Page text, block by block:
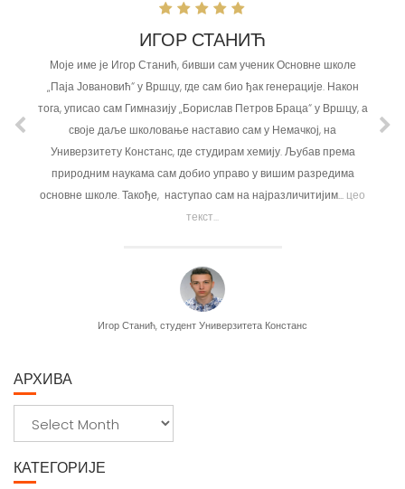
ИГОР СТАНИЋ
Моје име је Игор Станић, бивши сам ученик Основне школе
„Паја Јовановић“ у Вршцу, где сам био ђак генерације. Након
тога, уписао сам Гимназију „Борислав Петров Браца“ у Вршцу, а
своје даље школовање наставио сам у Немачкој, на
Универзитету Констанс, где студирам хемију. Љубав према
природним наукама сам добио управо у вишим разредима
основне школе. Такође, наступао сам на најразличитијим... цео
текст...
Игор Станић, студент Универзитета Констанс
АРХИВА
х
и
КАТЕГОРИЈЕ